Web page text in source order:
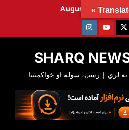
August 8, 2026
Twitter
Youtube
Instagram
SHARQ
Translate